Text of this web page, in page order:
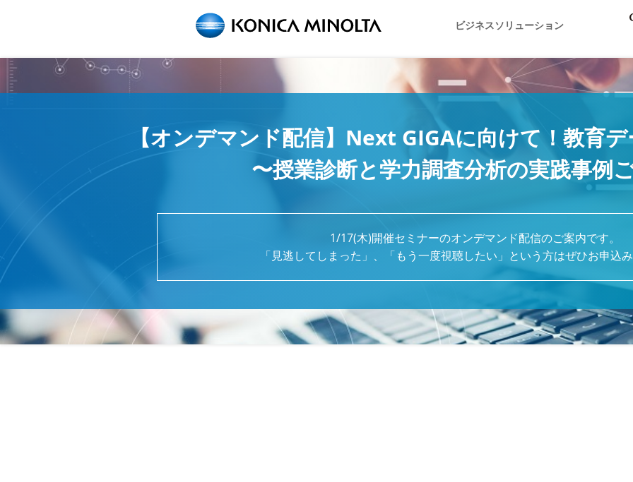
ビジネスソリューション
【オンデマンド配信】Next GIGAに向けて！教育
〜授業診断と学力調査分析の実践事例
1/17(木)開催セミナーのオンデマンド配信のご案内です。
「見逃してしまった」、「もう一度視聴したい」という方はぜひお申込